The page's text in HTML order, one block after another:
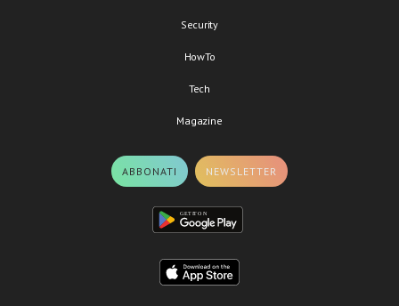
Security
HowTo
Tech
Magazine
ABBONATI NEWSLETTER